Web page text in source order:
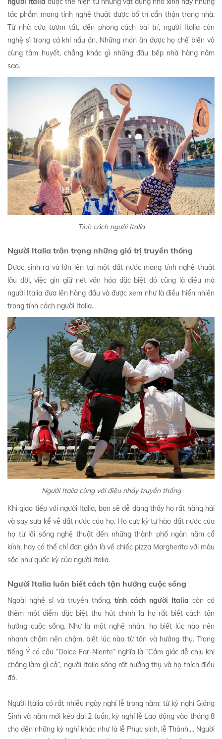
tác phẩm mang tính nghệ thuật được bố trí cẩn thận trong nhà.
Từ nhà cửa tươm tất, đến phong cách bài trí, người Italia còn
nghệ sĩ trong cả khi nấu ăn. Những món ăn được họ chế biến vô
cùng tâm huyết, chẳng khác gì những đầu bếp nhà hàng năm
sao.
Tính cách người Italia
Người Italia trân trọng những giá trị truyền thống
Được sinh ra và lớn lên tại một đất nước mang tính nghệ thuật
lâu đời, việc gìn giữ nét văn hóa đặc biệt đó cũng là điều mà
người Italia đưa lên hàng đầu và được xem như là điều hiển nhiên
trong tính cách người Italia.
Người Italia cùng với điệu nhảy truyền thống
Khi giao tiếp với người Italia, bạn sẽ dễ dàng thấy họ rất hăng hái
và say sưa kể về đất nước của họ. Họ cực kỳ tự hào đất nước của
họ từ lối sống nghệ thuật đến những thành phố ngàn năm cổ
kính, hay có thể chỉ đơn giản là về chiếc pizza Margherita với màu
sắc như quốc kỳ của người Italia.
Người Italia luôn biết cách tận hưởng cuộc sống
Ngoài nghệ sĩ và truyền thống,tính cách người Italia còn có
thêm một điểm đặc biệt thu hút chính là họ rất biết cách tận
hưởng cuộc sống. Như là một nghệ nhân, họ biết lúc nào nên
nhanh chậm nên chậm, biết lúc nào từ tốn và hưởng thụ. Trong
tiếng Ý có câu “Dolce Far-Niente” nghĩa là “Cảm giác dễ chịu khi
chẳng làm gì cả”, người Italia sống rất hưởng thụ và họ thích điều
đó.
Người Italia có rất nhiều ngày nghỉ lễ trong năm: từ kỳ nghỉ Giáng
Sinh và năm mới kéo dài 2 tuần, kỳ nghỉ lễ Lao động vào tháng 8
cho đến những kỳ nghỉ khác như là lễ Phục sinh, lễ Thánh,... Người